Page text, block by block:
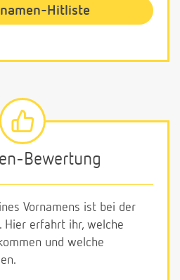
Hitliste
Bewertung
Vornamens ist bei der
Hier erfahrt ihr, welche
und welche